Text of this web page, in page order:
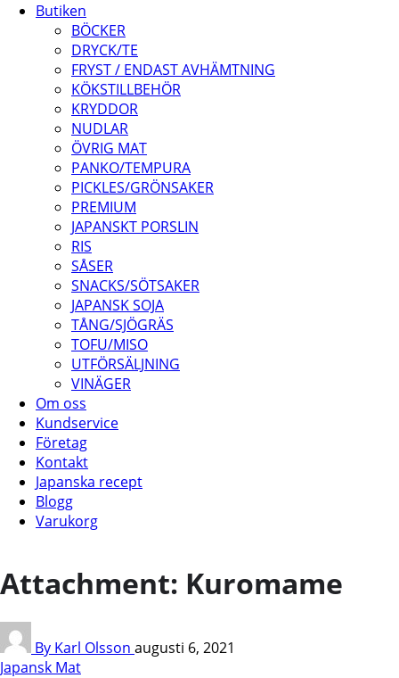
Butiken
BÖCKER
DRYCK/TE
FRYST / ENDAST AVHÄMTNING
KÖKSTILLBEHÖR
KRYDDOR
NUDLAR
ÖVRIG MAT
PANKO/TEMPURA
PICKLES/GRÖNSAKER
PREMIUM
JAPANSKT PORSLIN
RIS
SÅSER
SNACKS/SÖTSAKER
JAPANSK SOJA
TÅNG/SJÖGRÄS
TOFU/MISO
UTFÖRSÄLJNING
VINÄGER
Om oss
Kundservice
Företag
Kontakt
Japanska recept
Blogg
Varukorg
Attachment: Kuromame
By Karl Olsson augusti 6, 2021
Japansk Mat